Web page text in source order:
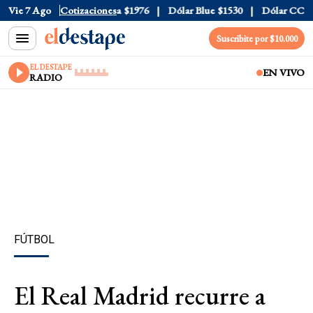
Vie 7 Ago Cotizaciones
$1520 Dólar Tarjeta $1976 Dólar Blue $1530 Dólar CCL
Suscribite por $10.000
EL DESTAPE
RADIO EN VIVO
FÚTBOL
El Real Madrid recurre a